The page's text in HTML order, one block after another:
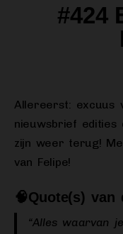
#424
Allereerst: excuus
nieuwsbrief edities
zijn weer terug!
van Felipe!
🧠Quote(s) van
“Alles waarvan